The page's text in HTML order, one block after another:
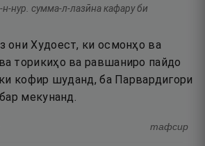
н-нур. сумма-л-лазӣна кафару би
они Худоест, ки осмонҳо ва
торикиҳо ва равшаниро пайдо
кофир шуданд, ба Парвардигори
мекунанд.
тафсир